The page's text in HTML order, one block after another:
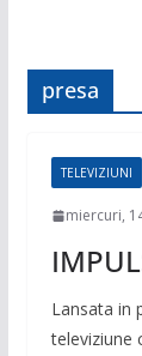
presa
TELEVIZIUNI
miercuri,
Lansata in
televiziune